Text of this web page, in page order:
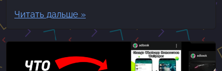
Читать дальше »